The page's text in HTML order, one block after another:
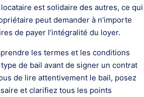
est solidaire des autres, ce qui
peut demander à n’importe
de payer l’intégralité du loyer.
les termes et les conditions
de bail avant de signer un contrat
de lire attentivement le bail, posez
et clarifiez tous les points